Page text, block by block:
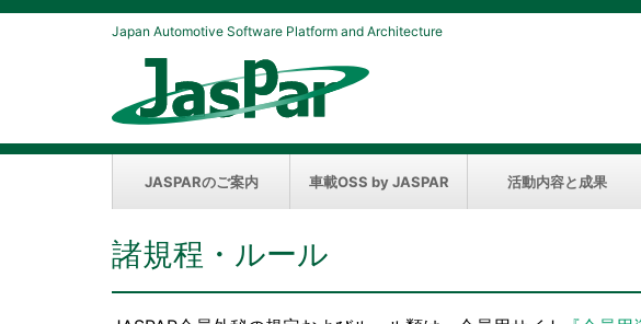
Japan Automotive Software Platform and Architecture
JASPARのご案内 車載OSS by JASPAR 活動内容と成果
諸規程・ルール